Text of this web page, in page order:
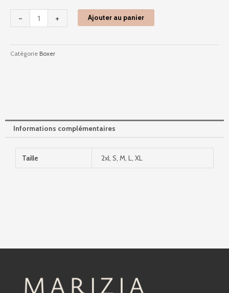
- + Ajouter au panier
Catégorie Boxer
Informations complémentaires
Taille 2xl, S, M, L, XL